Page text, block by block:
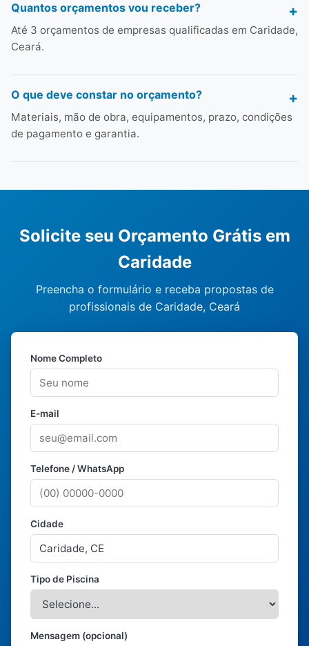
Quantos orçamentos vou receber?
Até 3 orçamentos de empresas qualificadas em Caridade,
Ceará.
O que deve constar no orçamento?
Materiais, mão de obra, equipamentos, prazo, condições
de pagamento e garantia.
Solicite seu Orçamento Grátis em
Caridade
Preencha o formulário e receba propostas de
profissionais de Caridade, Ceará
Nome Completo
E-mail
Telefone / WhatsApp
Cidade
Tipo de Piscina
Mensagem (opcional)